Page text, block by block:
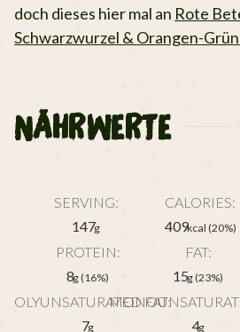
doch dieses hier mal an Rote
Schwarzwurzel & Orangen-
NÄHRWERTE
SERVING:
147g
CALORIES:
409kcal (20%)
PROTEIN:
8g(16%)
FAT:
15g(23%)
POLYUNSATURATED FAT:
7g
4g